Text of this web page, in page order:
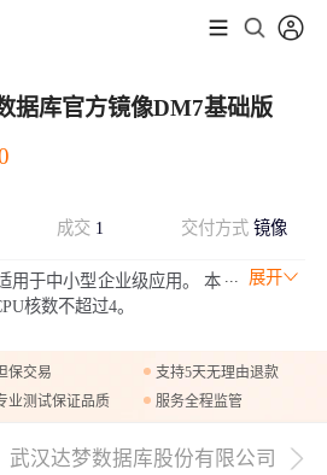
据库官方镜像DM7基础版
成交 1 交付方式镜像
展开
用于中小型企业级应用。 本
核数不超过4。
保交易
支持5天无理由退款
业测试保证品质
服务全程监管
武汉达梦数据库股份有限公司